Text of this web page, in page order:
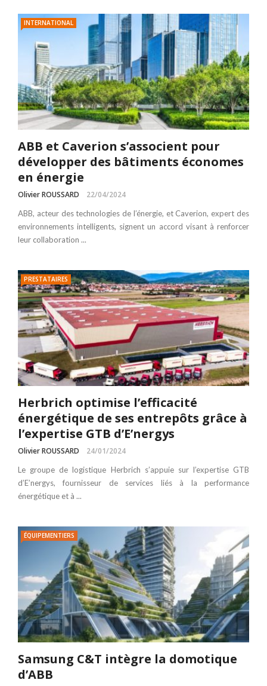
INTERNATIONAL
ABB et Caverion s’associent pour
développer des bâtiments économes
en énergie
Olivier ROUSSARD 22/04/2024
ABB, acteur des technologies de l’énergie, et Caverion, expert des
environnements intelligents, signent un accord visant à renforcer
leur collaboration ...
PRESTATAIRES
Herbrich optimise l’efficacité
énergétique de ses entrepôts grâce à
l’expertise GTB d’E’nergys
Olivier ROUSSARD 24/01/2024
Le groupe de logistique Herbrich s’appuie sur l’expertise GTB
d’E’nergys, fournisseur de services liés à la performance
énergétique et à ...
ÉQUIPEMENTIERS
Samsung C&T intègre la domotique
d’ABB